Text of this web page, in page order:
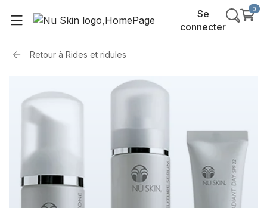
Se
connecter
0
Retour à Rides et ridules